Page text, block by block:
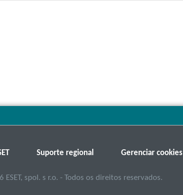
Suporte regional Gerenciar cookies
ESET, spol. s r.o. - Todos os direitos reservados.